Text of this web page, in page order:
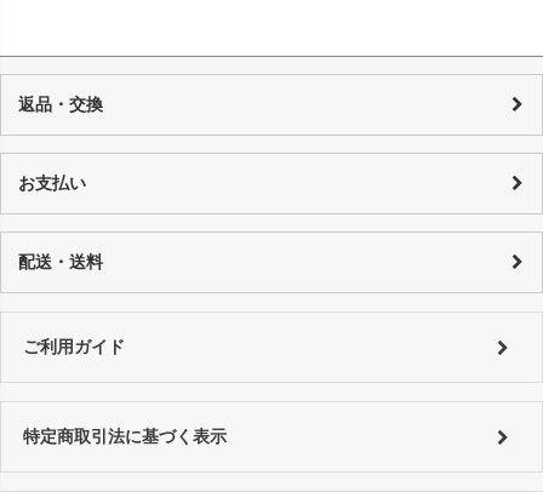
返品・交換
当店の商品は店頭でも販売しており、また基本的に1点物のUSED品とな
り随時在庫の調整を行っておりますが、反映までの時間に若干の誤差が
ございませんが、何卒ご了承下さいます様お願い申し上げます。 商品の
っております。
お支払い
カード決済：一括払い・分割払い・リボ払い
代金引換：代引手数料はご購入金額によってことなります。
します。
詳しくはご利用ガイド
配送・送料
特にご指定がない場合は以下の対応となります。
■代金引換、クレジットカード ⇒ ご注文確認後、翌営業日以内に発送
ご利用ガイド
特定商取引法に基づく表示